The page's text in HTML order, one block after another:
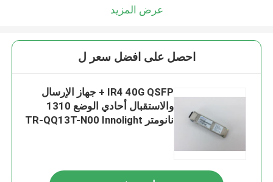
عرض المزيد
احصل على افضل سعر ل
IR4 40G QSFP + جهاز الإرسال
والاستقبال أحادي الوضع 1310
نانومتر TR-QQ13T-N00 Innolight